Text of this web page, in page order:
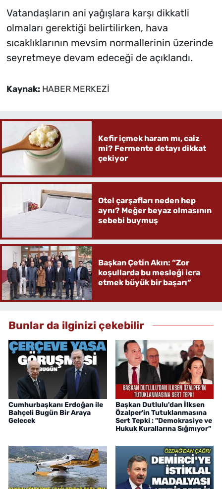
Vatandaşların ani yağışlara karşı dikkatli
olmaları gerektiği belirtilirken, hava
sıcaklıklarının mevsim normallerinin üzerinde
seyretmeye devam edeceği de açıklandı.
Kaynak: HABER MERKEZİ
Kefir içmek haram mı, caiz
mi? Fermente detayı dikkat
çekiyor
Otel çarşafları neden hep
aynı? Meğer beyaz olmasının
sebebi buymuş
Başkan Çetin Akın: “Zor
koşullarda bu mesleği icra
etmek büyük bir başarı”
Bunlar da ilginizi çekebilir
Cumhurbaşkanı Erdoğan ile
Bahçeli Bugün Bir Araya
Gelecek
Başkan Dutlulu'dan İlksen
Özalper'in Tutuklanmasına
Sert Tepki : "Demokrasiye ve
Hukuk Kurallarına Sığmıyor"